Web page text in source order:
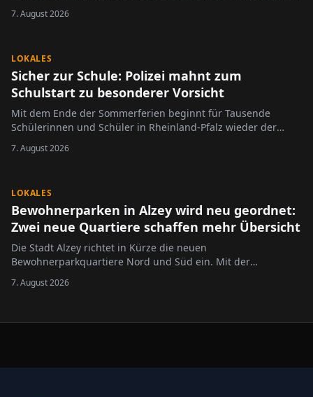
jüngsten Festivalbesucher.
7. August 2026
LOKALES
Sicher zur Schule: Polizei mahnt zum
Schulstart zu besonderer Vorsicht
Mit dem Ende der Sommerferien beginnt für Tausende
Schülerinnen und Schüler in Rheinland-Pfalz wieder der
7. August 2026
LOKALES
Bewohnerparken in Alzey wird neu geordnet:
Zwei neue Quartiere schaffen mehr Übersicht
Die Stadt Alzey richtet in Kürze die neuen
Bewohnerparkquartiere Nord und Süd ein. Mit der
die Regelungen übersichtlicher gestaltet und an die
7. August 2026